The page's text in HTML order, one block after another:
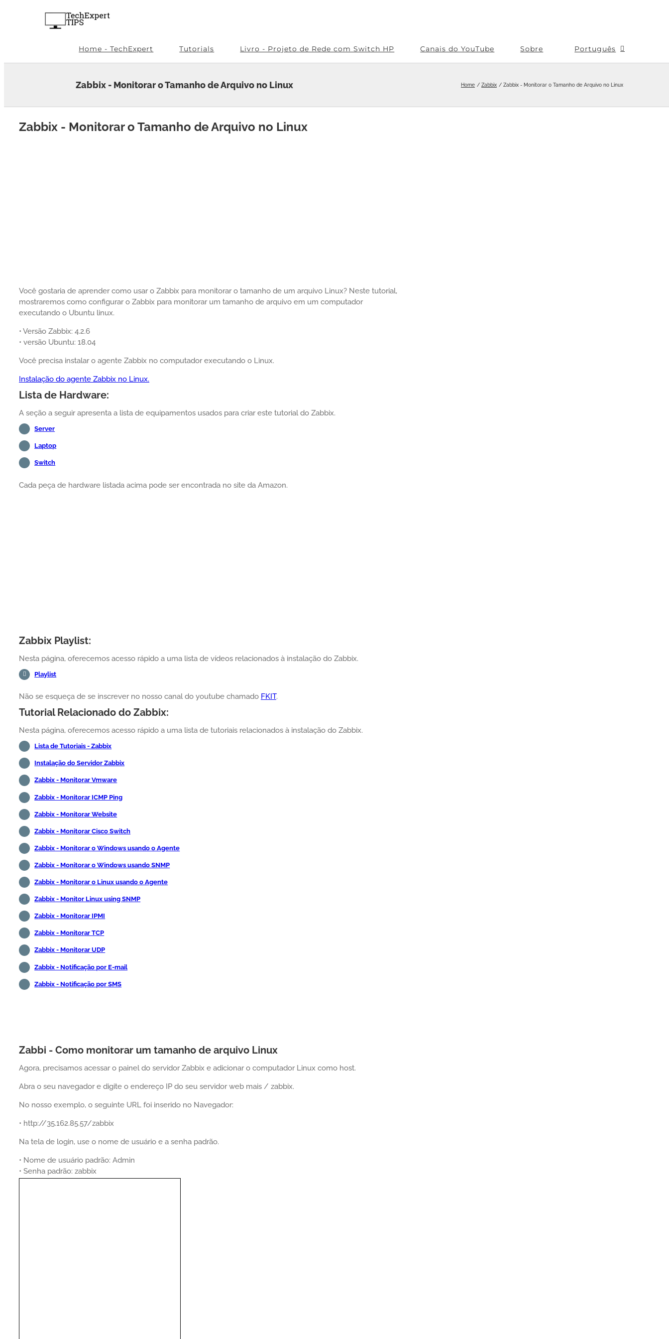
Home - TechExpert
Tutorials Livro - Projeto de Rede com Switch HP Canais do YouTube Sobre Português
Zabbix - Monitorar o Tamanho de Arquivo no Linux Home Zabbix Zabbix - Monitorar o Tamanho de Arquivo no Linux
Zabbix - Monitorar o Tamanho de Arquivo no Linux
Você gostaria de aprender como usar o Zabbix para monitorar o tamanho de um arquivo Linux? Neste tutorial,
mostraremos como configurar o Zabbix para monitorar um tamanho de arquivo em um computador
executando o Ubuntu linux.
• Versão Zabbix: 4.2.6
• versão Ubuntu: 18.04
Você precisa instalar o agente Zabbix no computador executando o Linux.
Instalação do agente Zabbix no Linux.
Lista de Hardware:
A seção a seguir apresenta a lista de equipamentos usados para criar este tutorial do Zabbix.
Server
Laptop
Switch
Cada peça de hardware listada acima pode ser encontrada no site da Amazon.
Zabbix Playlist:
Nesta página, oferecemos acesso rápido a uma lista de vídeos relacionados à instalação do Zabbix.
Playlist
Não se esqueça de se inscrever no nosso canal do youtube chamado FKIT.
Tutorial Relacionado do Zabbix:
Nesta página, oferecemos acesso rápido a uma lista de tutoriais relacionados à instalação do Zabbix.
Lista de Tutoriais - Zabbix
Instalação do Servidor Zabbix
Zabbix - Monitorar Vmware
Zabbix - Monitorar ICMP Ping
Zabbix - Monitorar Website
Zabbix - Monitorar Cisco Switch
Zabbix - Monitorar o Windows usando o Agente
Zabbix - Monitorar o Windows usando SNMP
Zabbix - Monitorar o Linux usando o Agente
Zabbix - Monitor Linux using SNMP
Zabbix - Monitorar IPMI
Zabbix - Monitorar TCP
Zabbix - Monitorar UDP
Zabbix - Notificação por E-mail
Zabbix - Notificação por SMS
Zabbi - Como monitorar um tamanho de arquivo Linux
Agora, precisamos acessar o painel do servidor Zabbix e adicionar o computador Linux como host.
Abra o seu navegador e digite o endereço IP do seu servidor web mais / zabbix.
No nosso exemplo, o seguinte URL foi inserido no Navegador:
• http://35.162.85.57/zabbix
Na tela de login, use o nome de usuário e a senha padrão.
• Nome de usuário padrão: Admin
• Senha padrão: zabbix